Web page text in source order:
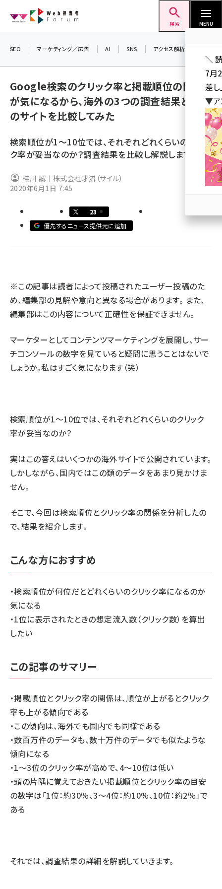
ン
検索 MENU
seo (3519)
youtube (2425)
セミナー (2301)
meo (1274)
SEO マーケティング／広告 AI SNS アクセス解析／データ分析
Google検索のクリック率と掲載順位の関係
が気になるから、海外の3つの調査結果と国内
のサイトを比較してみた
検索順位が1〜10位では、それぞれどれくらいのクリッ
ク率が妥当なのか？調査結果を比較し解説します。
桂川 誠｜株式会社才流（サイル）
2020年6月1日 7:45
23
優先するニュース提供元に追加
※この記事は読者によって投稿されたユーザー投稿のた
め、編集部の見解や意向と異なる場合があります。 また、
編集部はこの内容について正確性を保証できません。
マーケターとしてコンテンツマーケティングを展開し、サー
チコンソールの数字を見ていると疑問に思うことはないで
しょうか。私はすごく気になります（笑）
検索順位が1〜10位では、それぞれどれくらいのクリック
率が妥当なのか？
実はこの答えはいくつかの海外サイトで公開されています。
しかしながら、国内ではこの類のデータをあまり見かけま
せん。
そこで、今回は検索順位とクリック率の関係を分析したの
で、結果を紹介します。
こんな方におすすめ
・検索順位が何位だとどれくらいのクリック率になるのか
気になる
・1位に表示されたときの想定流入数（クリック数）を算出
したい
この記事のサマリー
・掲載順位とクリック率の関係は、順位が上がるとクリック
率も上がる傾向である
・この傾向は、海外でも国内でも同様である
・数百万件のデータも、数十万件のデータでも似たような
傾向になる
・1〜3位のクリック率が高めで、4〜10位は低い
・頭の片隅に覚えておきたい掲載順位とクリック率の目安
の数字は「1位：約30％、3〜4位：約10%、10位：約2％」で
ある
それでは、調査結果の詳細を解説していきます。
＼
7月
差し
▼ア